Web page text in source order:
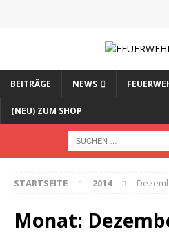
BEITRÄGE NEWS
(NEU) ZUM SHOP
STARTSEITE 2014
Monat: